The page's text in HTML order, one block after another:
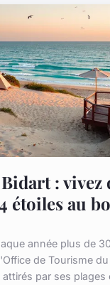
: vivez
étoiles au
année plus de
de Tourisme du
par ses plages